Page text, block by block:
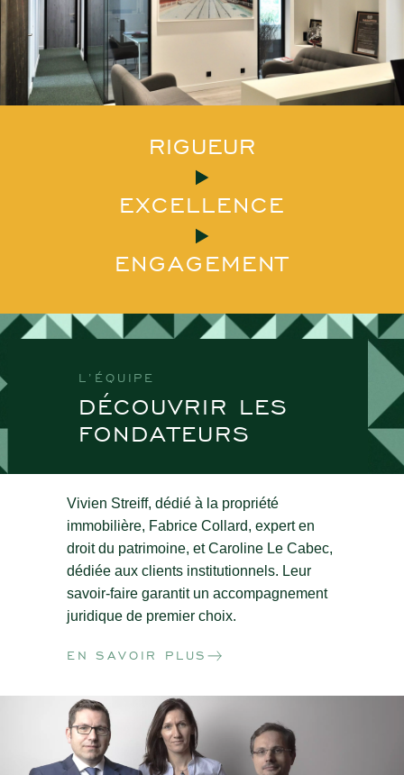
RIGUEUR
EXCELLENCE
ENGAGEMENT
L’ÉQUIPE
DÉCOUVRIR LES
FONDATEURS
Vivien Streiff, dédié à la propriété
immobilière, Fabrice Collard, expert en
droit du patrimoine, et Caroline Le Cabec,
dédiée aux clients institutionnels. Leur
savoir-faire garantit un accompagnement
juridique de premier choix.
EN SAVOIR PLUS